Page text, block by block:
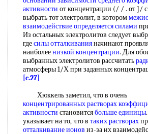
активности от концентрации (/ / . от ]/
выбрать тот электролит, в котором
взаимодействиеопределяется силами
Из остальных электролитов следует
гдесилы отталкиванияначинают
наиболеенизкой концентрации. Для
выбранных электролитов рассчитать
атмосферы 1/Х при заданных
[c.27]
Хюккель заметил, что в очень
концентрированных растворах
активности становитсябольше единицы
указывает на то, что в таких растворах
отталкивание ионов из-за их